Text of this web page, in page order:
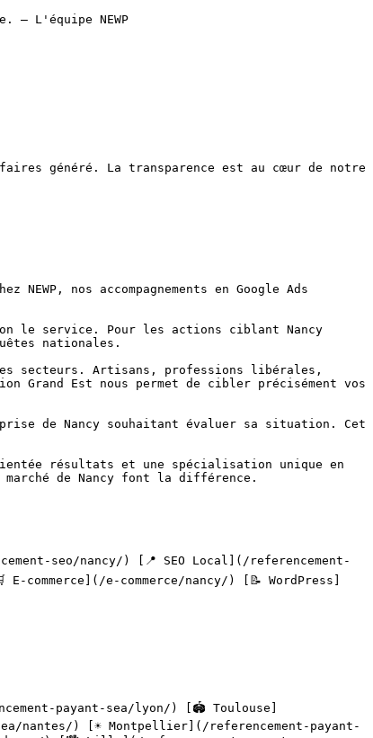
— L'équipe NEWP
généré. La transparence est au cœur de notre
nationales.
Grand Est nous permet de cibler précisément vos
de Nancy font la différence.
e-commerce/nancy/) [📝 WordPress]
nantes/) [☀️ Montpellier](/referencement-payant-